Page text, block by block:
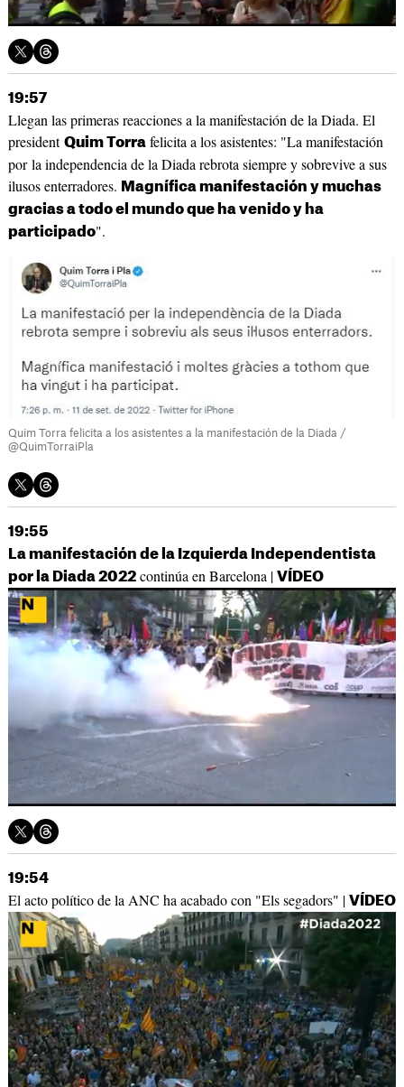
19:57
Llegan las primeras reacciones a la manifestación de la Diada. El
president Quim Torrafelicita a los asistentes: "La manifestación
por la independencia de la Diada rebrota siempre y sobrevive a sus
ilusos enterradores. Magnífica manifestación y muchas
gracias a todo el mundo que ha venido y ha
participado".
Quim Torra felicita a los asistentes a la manifestación de la Diada /
@QuimTorraiPla
19:55
La manifestación de la Izquierda Independentista
por la Diada 2022continúa en Barcelona | VÍDEO
19:54
El acto político de la ANC ha acabado con "Els segadors" | VÍDEO